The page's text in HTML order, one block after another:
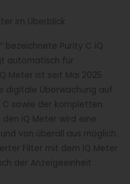
im Überblick
bezeichnete Purity C iQ
automatisch für
Meter ist seit Mai 2025
digitale Überwachung auf
sowie der kompletten
iQ Meter wird eine
von überall aus möglich.
Filter mit dem iQ Meter
der Anzeigeeinheit